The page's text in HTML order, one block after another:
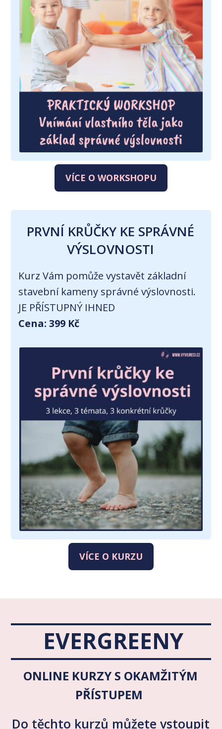
VÍCE O WORKSHOPU
PRVNÍ KRŮČKY KE SPRÁVNÉ
VÝSLOVNOSTI
Kurz Vám pomůže vystavět základní
stavební kameny správné výslovnosti.
JE PŘÍSTUPNÝ IHNED
Cena: 399 Kč
VÍCE O KURZU
EVERGREENY
ONLINE KURZY S OKAMŽITÝM
PŘÍSTUPEM
Do těchto kurzů můžete vstoupit